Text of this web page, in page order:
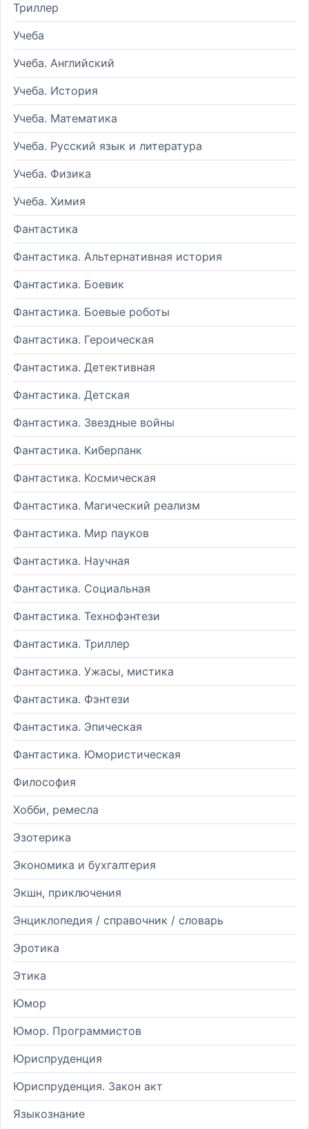
Триллер
Учеба
Учеба. Английский
Учеба. История
Учеба. Математика
Учеба. Русский язык и литература
Учеба. Физика
Учеба. Химия
Фантастика
Фантастика. Альтернативная история
Фантастика. Боевик
Фантастика. Боевые роботы
Фантастика. Героическая
Фантастика. Детективная
Фантастика. Детская
Фантастика. Звездные войны
Фантастика. Киберпанк
Фантастика. Космическая
Фантастика. Магический реализм
Фантастика. Мир пауков
Фантастика. Научная
Фантастика. Социальная
Фантастика. Технофэнтези
Фантастика. Триллер
Фантастика. Ужасы, мистика
Фантастика. Фэнтези
Фантастика. Эпическая
Фантастика. Юмористическая
Философия
Хобби, ремесла
Эзотерика
Экономика и бухгалтерия
Экшн, приключения
Энциклопедия / справочник / словарь
Эротика
Этика
Юмор
Юмор. Программистов
Юриспруденция
Юриспруденция. Закон акт
Языкознание